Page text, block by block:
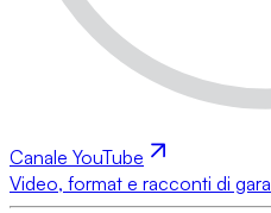
Canale YouTube
Video, format e racconti di gara